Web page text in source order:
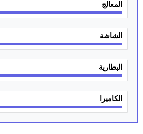
المعالج
الشاشة
البطارية
الكاميرا